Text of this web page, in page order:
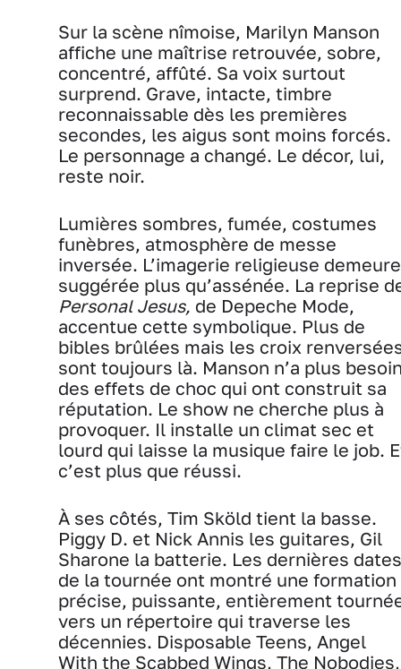
Sur la scène nîmoise, Marilyn Manson
affiche une maîtrise retrouvée, sobre,
concentré, affûté. Sa voix surtout
surprend. Grave, intacte, timbre
reconnaissable dès les premières
secondes, les aigus sont moins forcés.
Le personnage a changé. Le décor, lui,
reste noir.
Lumières sombres, fumée, costumes
funèbres, atmosphère de messe
inversée. L’imagerie religieuse demeure
suggérée plus qu’assénée. La reprise
Personal Jesus, de Depeche Mode,
accentue cette symbolique. Plus de
bibles brûlées mais les croix
sont toujours là. Manson n’a plus
des effets de choc qui ont construit sa
réputation. Le show ne cherche plus à
provoquer. Il installe un climat sec et
lourd qui laisse la musique faire le job.
c’est plus que réussi.
À ses côtés, Tim Sköld tient la basse.
Piggy D. et Nick Annis les guitares, Gil
Sharone la batterie. Les dernières dates
de la tournée ont montré une formation
précise, puissante, entièrement
vers un répertoire qui traverse les
décennies. Disposable Teens, Angel
With the Scabbed Wings, The Nobodies,